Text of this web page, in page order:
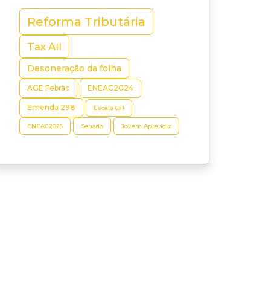
Reforma Tributária
Tax All
Desoneração da folha
AGE Febrac ENEAC2024
Emenda 298 Escala 6x1
ENEAC2026 Senado Jovem Aprendiz